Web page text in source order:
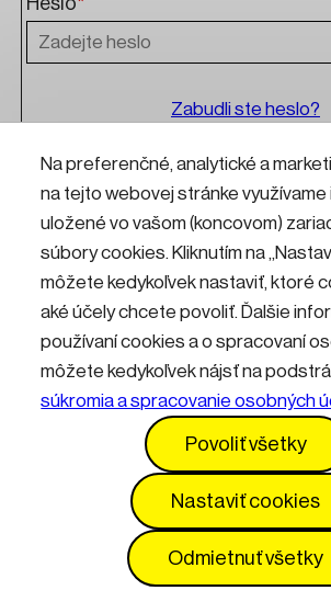
Na preferenčné, analytické a
na tejto webovej stránke využívame
uložené vo vašom (koncovom)
súbory cookies. Kliknutím na
môžete kedykoľvek nastaviť, ktoré
aké účely chcete povoliť. Ďalšie
používaní cookies a o spracovaní
môžete kedykoľvek nájsť na
súkromia a spracovanie osobných
Povoliť všetky
Nastaviť cookies
Odmietnuť všetky
Zabudli ste heslo?
Přihlásit
Kontakty Informácie pre
Prevádzkový poriadok
Vyhlásenie o prístupnosti Služby
Nastavenia cookies